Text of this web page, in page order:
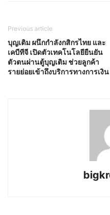
Previous article
บุญเติม ผนึกกำลังกสิกรไทย และ
เคบีทีจี เปิดตัวเทคโนโลยียืนยัน
ตัวตนผ่านตู้บุญเติม ช่วยลูกค้า
รายย่อยเข้าถึงบริการทางการเงิน